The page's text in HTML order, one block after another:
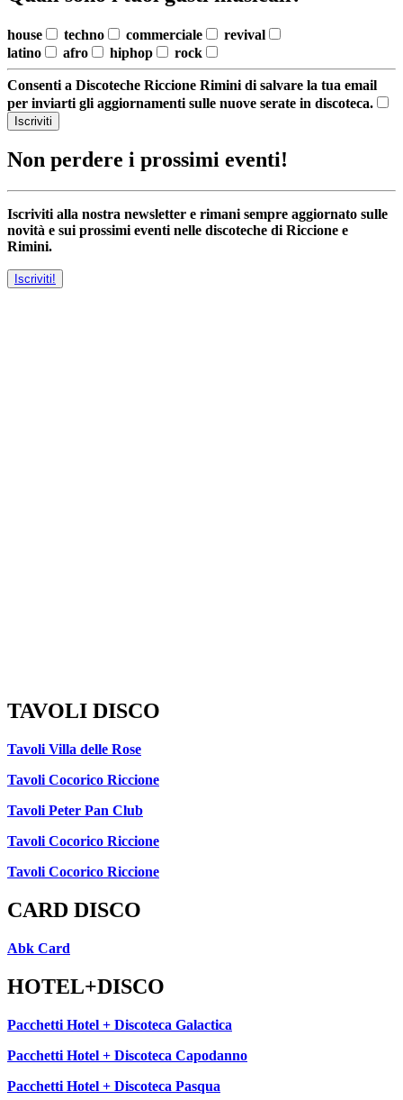
house techno commerciale
revival
latino
afro hiphop rock
Consenti a Discoteche Riccione Rimini di salvare la tua email
per inviarti gli aggiornamenti sulle nuove serate in discoteca.
Iscriviti
Non perdere i prossimi eventi!
Iscriviti alla nostra newsletter e rimani sempre aggiornato sulle
novità e sui prossimi eventi nelle discoteche di Riccione e
Rimini.
Iscriviti!
TAVOLI DISCO
Tavoli Villa delle Rose
Tavoli Cocorico Riccione
Tavoli Peter Pan Club
Tavoli Cocorico Riccione
Tavoli Cocorico Riccione
CARD DISCO
Abk Card
HOTEL+DISCO
Pacchetti Hotel + Discoteca Galactica
Pacchetti Hotel + Discoteca Capodanno
Pacchetti Hotel + Discoteca Pasqua